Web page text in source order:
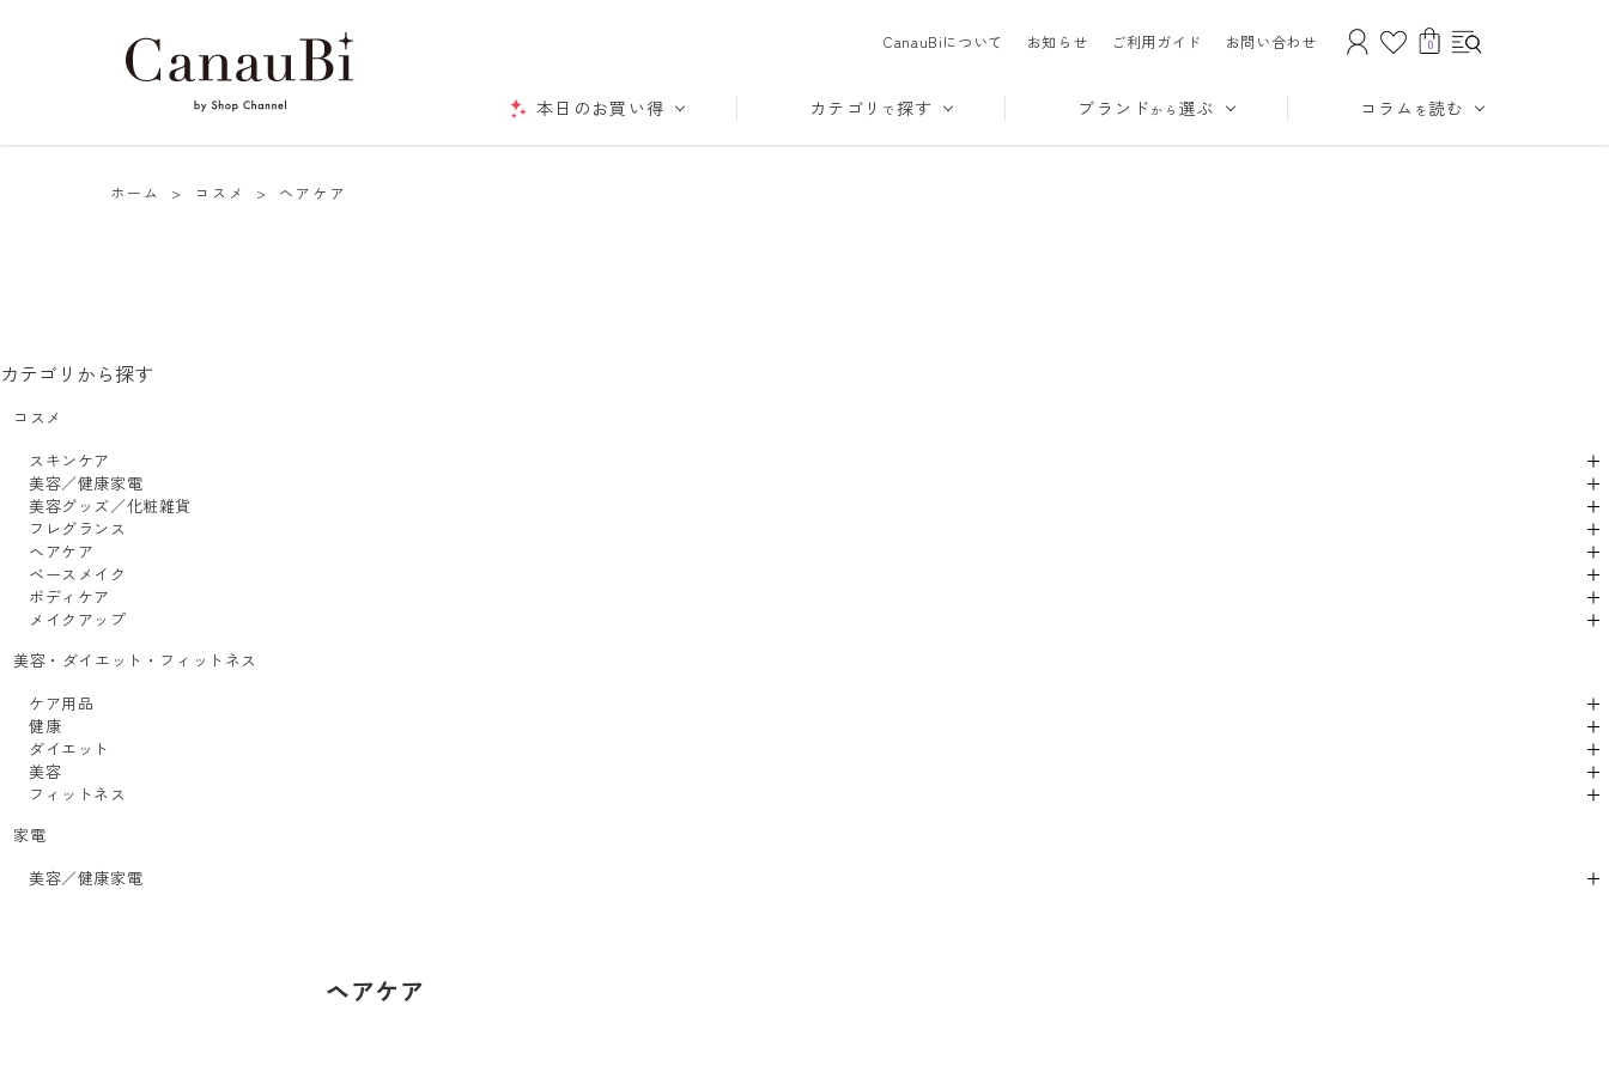
CanauBiについて お知らせ ご利用ガイド お問い合わせ 0
本日のお買い得 カテゴリ で探す ブランド から 選ぶ コラム を読む
ホーム > コスメ > ヘアケア
カテゴリから探す
コスメ
スキンケア
美容／健康家電
美容グッズ／化粧雑貨
フレグランス
ヘアケア
ベースメイク
ボディケア
メイクアップ
美容・ダイエット・フィットネス
ケア用品
健康
ダイエット
美容
フィットネス
家電
美容／健康家電
ヘアケア